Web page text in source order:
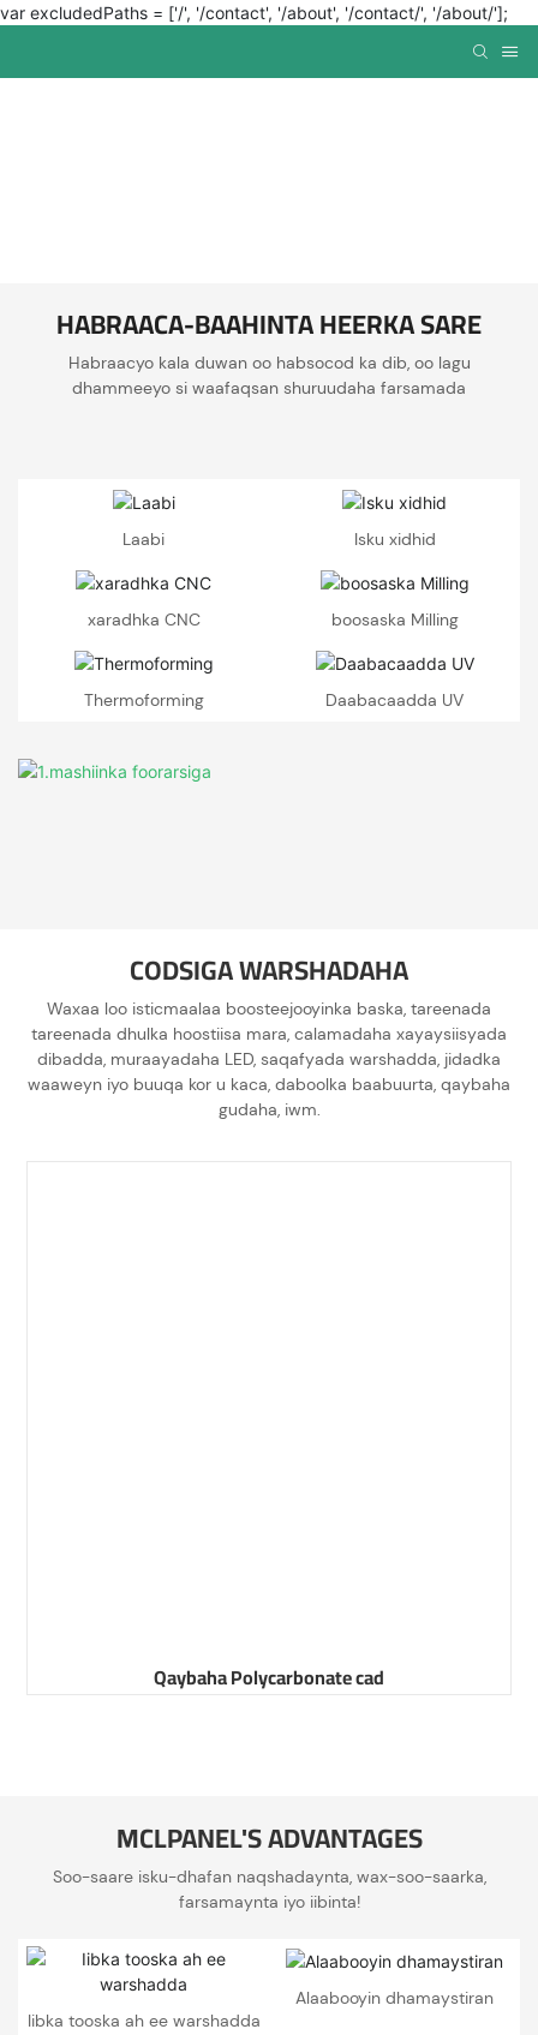
var excludedPaths = ['/', '/contact', '/about', '/contact/', '/about/'];
HABRAACA-BAAHINTA HEERKA SARE
Habraacyo kala duwan oo habsocod ka dib, oo lagu
dhammeeyo si waafaqsan shuruudaha farsamada
Laabi Isku xidhid
xaradhka CNC boosaska Milling
Thermoforming Daabacaadda UV
CODSIGA WARSHADAHA
Waxaa loo isticmaalaa boosteejooyinka baska, tareenada
tareenada dhulka hoostiisa mara, calamadaha xayaysiisyada
dibadda, muraayadaha LED, saqafyada warshadda, jidadka
waaweyn iyo buuqa kor u kaca, daboolka baabuurta, qaybaha
gudaha, iwm.
Qaybaha Polycarbonate cad
MCLPANEL'S ADVANTAGES
Soo-saare isku-dhafan naqshadaynta, wax-soo-saarka,
farsamaynta iyo iibinta!
Iibka tooska ah ee warshadda
Alaabooyin dhamaystiran